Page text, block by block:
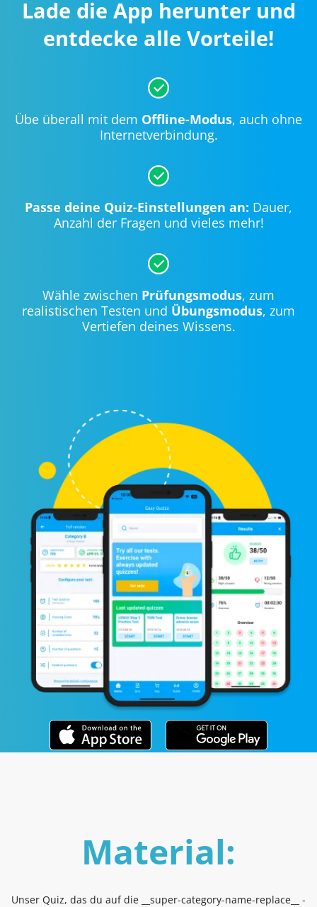
Lade die App herunter und
entdecke alle Vorteile!
Übe überall mit dem Offline-Modus, auch ohne
Internetverbindung.
Passe deine Quiz-Einstellungen an: Dauer,
Anzahl der Fragen und vieles mehr!
Wähle zwischen Prüfungsmodus, zum
realistischen Testen und Übungsmodus, zum
Vertiefen deines Wissens.
Material:
Unser Quiz, das du auf die __super-category-name-replace__ -